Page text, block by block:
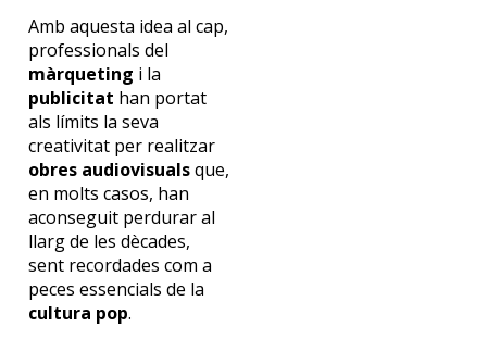
Amb aquesta idea al cap,
professionals del
màrqueting i la
publicitat han portat
als límits la seva
creativitat per realitzar
obres audiovisualsque,
en molts casos, han
aconseguit perdurar al
llarg de les dècades,
sent recordades com a
peces essencials de la
cultura pop.